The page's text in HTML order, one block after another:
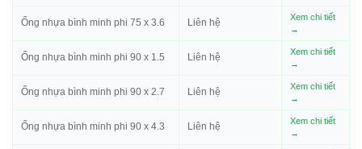
Ống nhựa bình minh phi 75 x 3.6 Liên hệ
Xem chi tiết
→
Ống nhựa bình minh phi 90 x 1.5 Liên hệ
Xem chi tiết
→
Ống nhựa bình minh phi 90 x 2.7 Liên hệ
Xem chi tiết
→
Ống nhựa bình minh phi 90 x 4.3 Liên hệ
Xem chi tiết
→